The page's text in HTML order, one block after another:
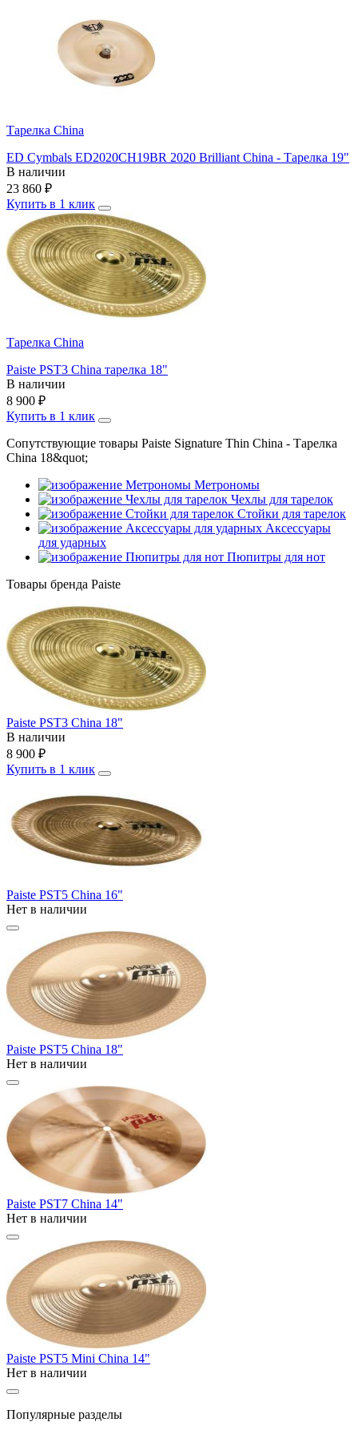
Тарелка China
ED Cymbals ED2020CH19BR 2020 Brilliant China - Тарелка 19"
В наличии
23 860 ₽
Купить в 1 клик
Тарелка China
Paiste PST3 China тарелка 18"
В наличии
8 900 ₽
Купить в 1 клик
Сопутствующие товары Paiste Signature Thin China - Тарелка
China 18&quot;
Метрономы
Чехлы для тарелок
Стойки для тарелок
Аксессуары
для ударных
Пюпитры для нот
Товары бренда Paiste
Paiste PST3 China 18"
В наличии
8 900 ₽
Купить в 1 клик
Paiste PST5 China 16"
Нет в наличии
Paiste PST5 China 18"
Нет в наличии
Paiste PST7 China 14"
Нет в наличии
Paiste PST5 Mini China 14"
Нет в наличии
Популярные разделы